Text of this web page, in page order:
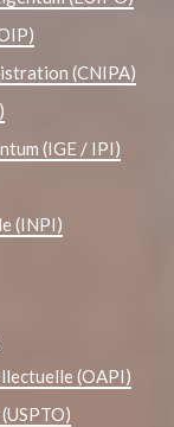
(CNIPA)
(IGE / IPI)
(INPI)
(OAPI)